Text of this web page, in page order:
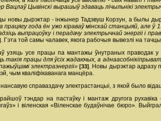
Вацлаў Цывінскі вырашыў здаваць лічыльнікі
новы дырэктар - інжынер Тадэвуш Корзун, а былы
года ён ужо кіраваў мінскай станцыяй, але ў
выпрацоўку і перадачу электрычнай энергіі і
. Гэта той самы чалавек, якога рабочыя вывезлі на
узяць усе працы па мантажы ўнутраных праводак
працы для ўсіх жадаючых, а
электраэнергіі» [33]. Новы дырэктар адразу
чым кваліфікаванага манцёра.
справаздачу электрастанцыі, з якой было
тэндар на пастаўку і мантаж другога
і віленская «Віленскае будаўнічае бюро».